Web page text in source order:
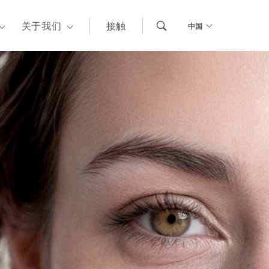
关于我们 接触 中国